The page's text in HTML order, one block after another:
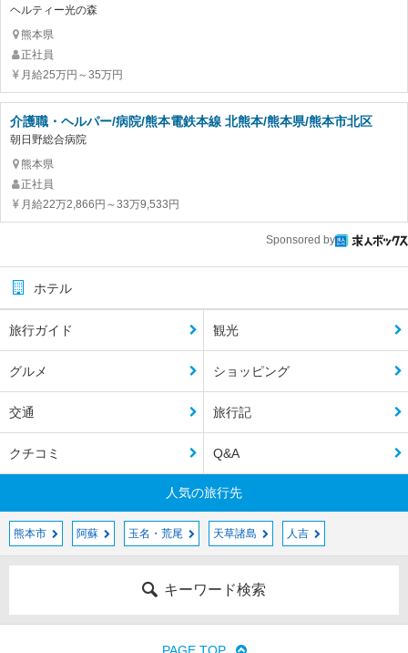
ヘルティー光の森
熊本県
正社員
月給25万円～35万円
介護職・ヘルパー/病院/熊本電鉄本線 北熊本/熊本県/熊本市北区
朝日野総合病院
熊本県
正社員
月給22万2,866円～33万9,533円
Sponsored by
ホテル
旅行ガイド 観光
グルメ ショッピング
交通 旅行記
クチコミ Q&A
人気の旅行先
熊本市 阿蘇 玉名・荒尾 天草諸島 人吉
キーワード検索